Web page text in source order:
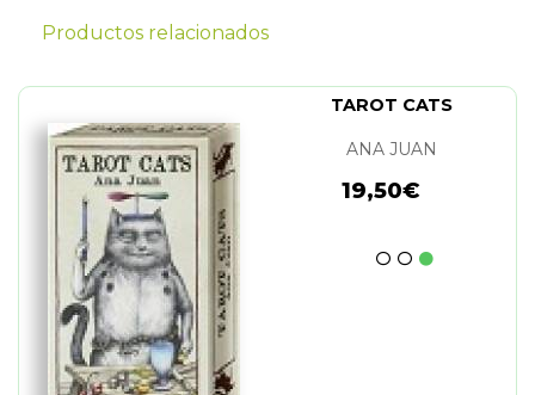
Productos relacionados
TAROT CATS
ANA JUAN
19,50€